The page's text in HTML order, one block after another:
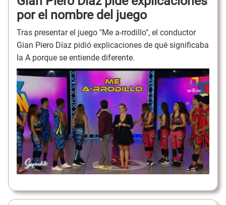
por el nombre del juego
Tras presentar el juego "Me a-rrodillo", el conductor
Gian Piero Díaz pidió explicaciones de qué significaba
la A porque se entiende diferente.